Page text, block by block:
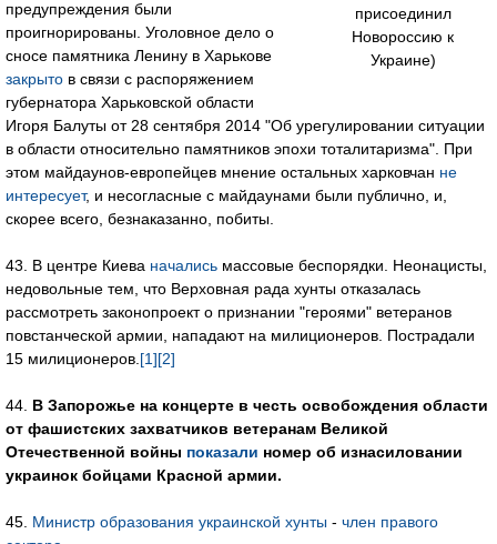
присоединил
Новороссию к
Украине)
предупреждения были
проигнорированы. Уголовное дело о
сносе памятника Ленину в Харькове
закрыто в связи с распоряжением
губернатора Харьковской области
Игоря Балуты от 28 сентября 2014 "Об урегулировании ситуации
в области относительно памятников эпохи тоталитаризма". При
этом майдаунов-европейцев мнение остальных харковчан не
интересует, и несогласные с майдаунами были публично, и,
скорее всего, безнаказанно, побиты.
43. В центре Киева начались массовые беспорядки. Неонацисты,
недовольные тем, что Верховная рада хунты отказалась
рассмотреть законопроект о признании "героями" ветеранов
повстанческой армии, нападают на милиционеров. Пострадали
15 милиционеров. [1][2]
44. В Запорожье на концерте в честь освобождения области
от фашистских захватчиков ветеранам Великой
Отечественной войны показали номер об изнасиловании
украинок бойцами Красной армии.
45. Министр образования украинской хунты - член правого